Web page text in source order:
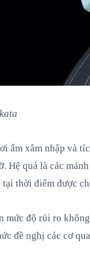
ẩm xâm nhập
quả là các
thời điểm được
độ rủi ro
đề nghị các cơ